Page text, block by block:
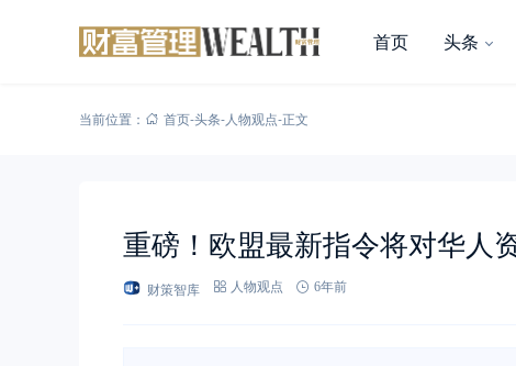
首页 头条
当前位置： 首页-头条-人物观点-正文
重磅！欧盟最新指令将对华人
财策智库 人物观点 6年前